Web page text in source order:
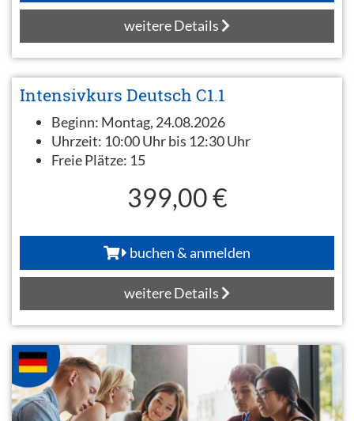
weitere Details
Intensivkurs Deutsch C1.1
Beginn: Montag, 24.08.2026
Uhrzeit: 10:00 Uhr bis 12:30 Uhr
Freie Plätze: 15
399,00 €
buchen & anmelden
weitere Details